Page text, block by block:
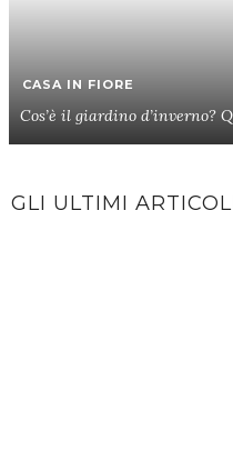
CASA IN FIORE
Cos’è il giardino d’inverno?
GLI ULTIMI